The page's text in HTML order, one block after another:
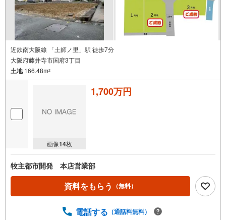
受
け
取
る
・
を
ー
保
近鉄南大阪線 「土師ノ里」駅 徒歩7分
大阪府藤井寺市国府3丁目
土地166.48m2
画像14枚
1,700万円
牧主都市開発 本店営業部
資料をもらう （無料）
電話する （通話料無料）